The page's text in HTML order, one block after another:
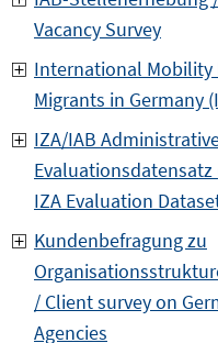
Vacancy Survey
International Mobility
Migrants in Germany
IZA/IAB
Evaluationsdatensatz
IZA Evaluation
Kundenbefragung zu
/ Client survey on
Agencies